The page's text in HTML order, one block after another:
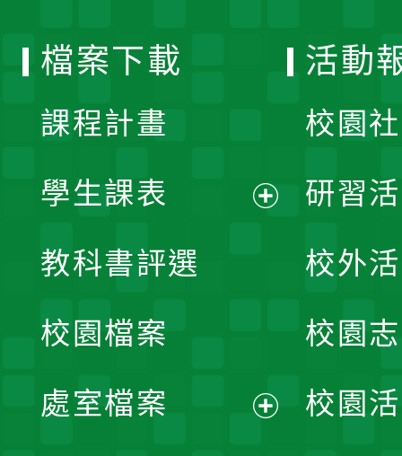
檔案下載
課程計畫
學生課表
單
教科書評選
校園檔案
處室檔案
活動
校園
研習
校外
校園
校園